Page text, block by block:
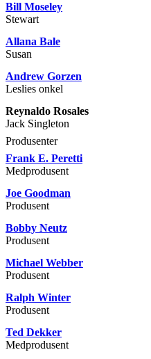
Bill Moseley
Stewart
Allana Bale
Susan
Andrew Gorzen
Leslies onkel
Reynaldo Rosales
Jack Singleton
Produsenter
Frank E. Peretti
Medprodusent
Joe Goodman
Produsent
Bobby Neutz
Produsent
Michael Webber
Produsent
Ralph Winter
Produsent
Ted Dekker
Medprodusent